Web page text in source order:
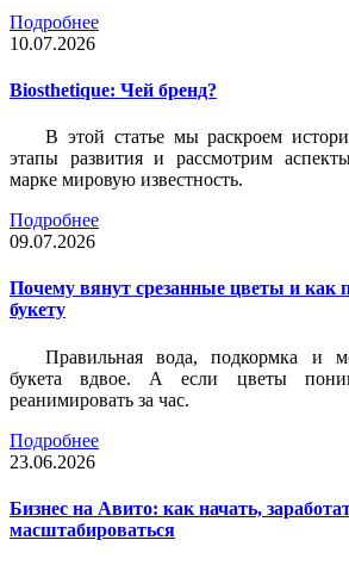
Подробнее
10.07.2026
Biosthetique: Чей бренд?
В этой статье мы раскроем
этапы развития и рассмотрим
марке мировую известность.
Подробнее
09.07.2026
Почему вянут срезанные цветы и как
букету
Правильная вода, подкормка и
букета вдвое. А если цветы
реанимировать за час.
Подробнее
23.06.2026
Бизнес на Авито: как начать,
масштабироваться